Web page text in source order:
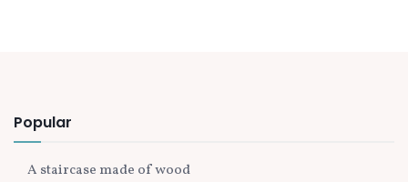
Popular
A staircase made of wood